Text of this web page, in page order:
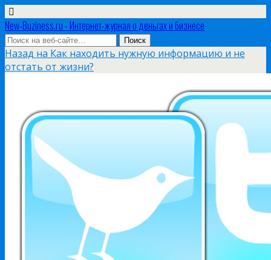
New-Buziness.ru - Интернет-журнал о деньгах и бизнесе
Назад на Как находить нужную информацию и не
отстать от жизни?